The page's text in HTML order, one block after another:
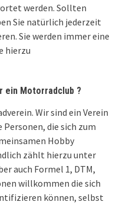
werden. Sollten
Sie natürlich jederzeit
Sie werden immer eine
hierzu
ein Motorradclub ?
Wir sind ein Verein
die sich zum
Hobby
zählt hierzu unter
auch Formel 1, DTM,
willkommen die sich
können, selbst